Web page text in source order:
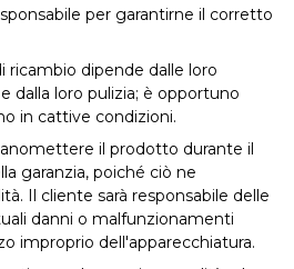
per garantirne il corretto
ricambio dipende dalle loro
dalla loro pulizia; è opportuno
in cattive condizioni.
il prodotto durante il
garanzia, poiché ciò ne
Il cliente sarà responsabile delle
danni o malfunzionamenti
improprio dell'apparecchiatura.